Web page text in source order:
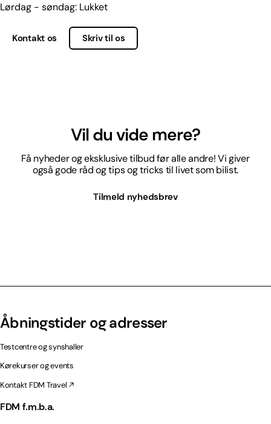
Lørdag - søndag: Lukket
Kontakt os Skriv til os
Vil du vide mere?
Få nyheder og eksklusive tilbud før alle andre! Vi giver
også gode råd og tips og tricks til livet som bilist.
Tilmeld nyhedsbrev
Åbningstider og adresser
Testcentre og synshaller
Kørekurser og events
Kontakt FDM Travel
FDM f.m.b.a.